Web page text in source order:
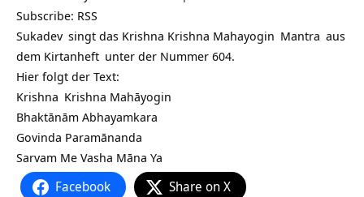
Subscribe: RSS
Sukadev singt das Krishna Krishna Mahayogin Mantra aus
dem Kirtanheft unter der Nummer 604.
Hier folgt der Text:
Krishna Krishna Mahāyogin
Bhaktānām Abhayamkara
Govinda Paramānanda
Sarvam Me Vasha Māna Ya
Facebook Share on X